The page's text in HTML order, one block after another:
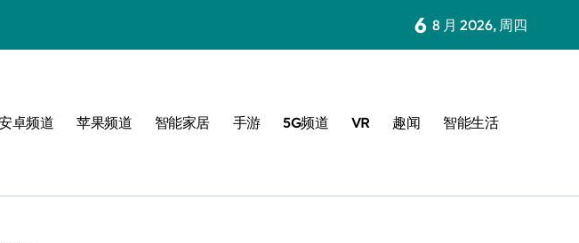
6 8 月 2026, 周四
卓频道 苹果频道 智能家居 手游 5G频道 VR 趣闻 智能生活